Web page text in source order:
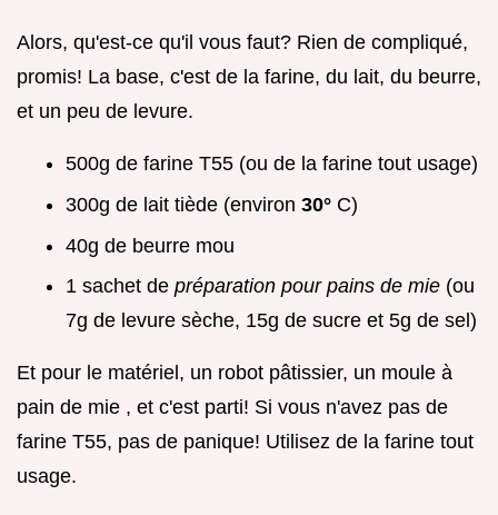
Alors, qu'est-ce qu'il vous faut? Rien de compliqué,
promis! La base, c'est de la farine, du lait, du beurre,
et un peu de levure.
500g de farine T55 (ou de la farine tout usage)
300g de lait tiède (environ 30° C)
40g de beurre mou
1 sachet de préparation pour pains de mie (ou
7g de levure sèche, 15g de sucre et 5g de sel)
Et pour le matériel, un robot pâtissier, un moule à
pain de mie , et c'est parti! Si vous n'avez pas de
farine T55, pas de panique! Utilisez de la farine tout
usage.